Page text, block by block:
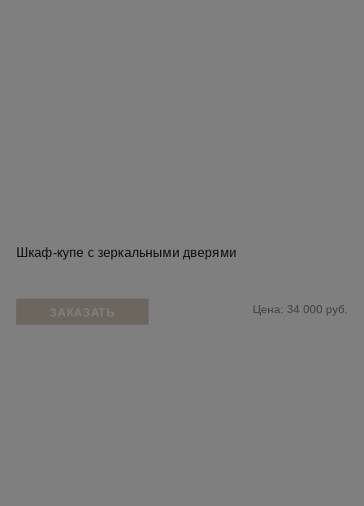
Шкаф-купе с зеркальными дверями
ЗАКАЗАТЬ Цена: 34 000 руб.